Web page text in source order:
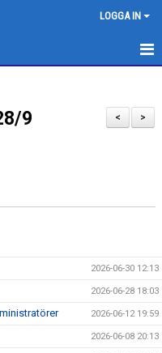
LOGGA IN
>
<
9
2026-06-30 12:13
2026-06-28 18:03
2026-06-12 19:59
2026-06-08 20:13